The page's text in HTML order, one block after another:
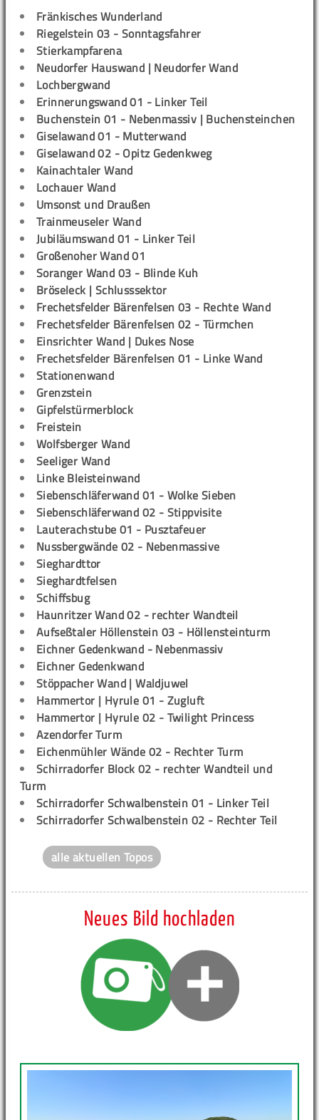
Fränkisches Wunderland
Riegelstein 03 - Sonntagsfahrer
Stierkampfarena
Neudorfer Hauswand | Neudorfer Wand
Lochbergwand
Erinnerungswand 01 - Linker Teil
Buchenstein 01 - Nebenmassiv | Buchensteinchen
Giselawand 01 - Mutterwand
Giselawand 02 - Opitz Gedenkweg
Kainachtaler Wand
Lochauer Wand
Umsonst und Draußen
Trainmeuseler Wand
Jubiläumswand 01 - Linker Teil
Großenoher Wand 01
Soranger Wand 03 - Blinde Kuh
Bröseleck | Schlusssektor
Frechetsfelder Bärenfelsen 03 - Rechte Wand
Frechetsfelder Bärenfelsen 02 - Türmchen
Einsrichter Wand | Dukes Nose
Frechetsfelder Bärenfelsen 01 - Linke Wand
Stationenwand
Grenzstein
Gipfelstürmerblock
Freistein
Wolfsberger Wand
Seeliger Wand
Linke Bleisteinwand
Siebenschläferwand 01 - Wolke Sieben
Siebenschläferwand 02 - Stippvisite
Lauterachstube 01 - Pusztafeuer
Nussbergwände 02 - Nebenmassive
Sieghardttor
Sieghardtfelsen
Schiffsbug
Haunritzer Wand 02 - rechter Wandteil
Aufseßtaler Höllenstein 03 - Höllensteinturm
Eichner Gedenkwand - Nebenmassiv
Eichner Gedenkwand
Stöppacher Wand | Waldjuwel
Hammertor | Hyrule 01 - Zugluft
Hammertor | Hyrule 02 - Twilight Princess
Azendorfer Turm
Eichenmühler Wände 02 - Rechter Turm
Schirradorfer Block 02 - rechter Wandteil und
Turm
Schirradorfer Schwalbenstein 01 - Linker Teil
Schirradorfer Schwalbenstein 02 - Rechter Teil
alle aktuellen Topos
Neues Bild hochladen